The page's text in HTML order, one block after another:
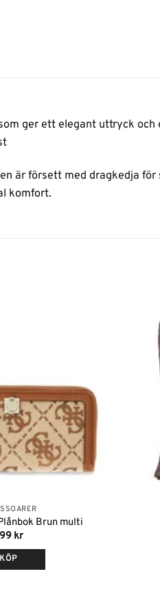
ger ett elegant uttryck
är försett med dragkedja för
komfort.
Brun multi
kr
KÖP